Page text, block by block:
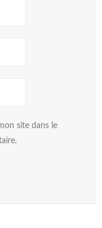
site dans le